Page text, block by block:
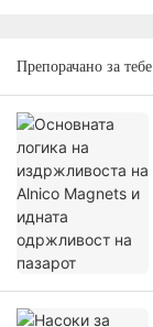
Препорачано за тебе